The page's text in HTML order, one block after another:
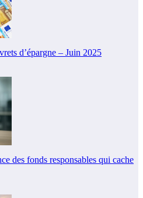
d’épargne – Juin 2025
des fonds responsables qui cache